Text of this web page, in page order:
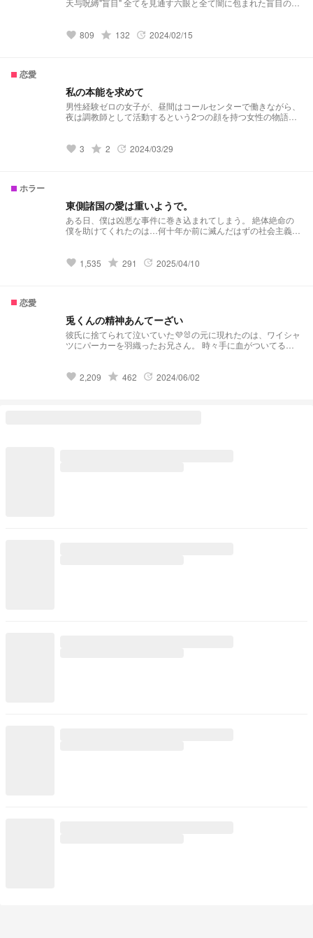
天与呪縛"盲目" 全てを見通す六眼と全て闇に包まれた盲目の物
術男子との物語 基本愛されを書きたいけど、束縛などヤミな
favorite 809 grade 132 update 2024/02/15
恋愛
私の本能を求めて
男性経験ゼロの女子が、昼間はコールセンターで働きながら、
夜は調教師として活動するという2つの顔を持つ女性の物語。
favorite 3 grade 2 update 2024/03/29
ホラー
東側諸国の愛は重いようで。
ある日、僕は凶悪な事件に巻き込まれてしまう。 絶体絶命の
僕を助けてくれたのは…何十年か前に滅んだはずの社会主義国
favorite 1,535 grade 291 update 2025/04/10
恋愛
兎くんの精神あんてーざい
彼氏に捨てられて泣いていた💜‪🐰の元に現れたのは、ワイシャ
ツにパーカーを羽織ったお兄さん。 時々手に血がついてるお
favorite 2,209 grade 462 update 2024/06/02